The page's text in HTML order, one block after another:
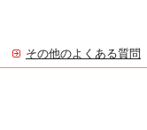
その他のよくある質問